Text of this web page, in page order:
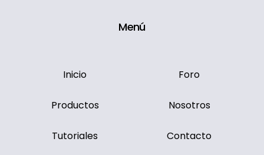
Menú
Inicio
Productos
Tutoriales
Foro
Nosotros
Contacto